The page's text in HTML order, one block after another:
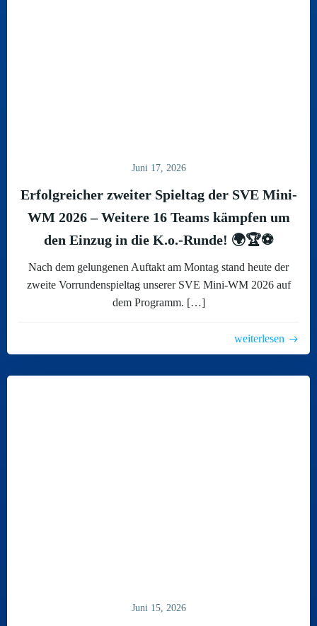
Juni 17, 2026
Erfolgreicher zweiter Spieltag der SVE Mini-
WM 2026 – Weitere 16 Teams kämpfen um
den Einzug in die K.o.-Runde! 🌍🏆⚽
Nach dem gelungenen Auftakt am Montag stand heute der
zweite Vorrundenspieltag unserer SVE Mini-WM 2026 auf
dem Programm. […]
weiterlesen
Juni 15, 2026